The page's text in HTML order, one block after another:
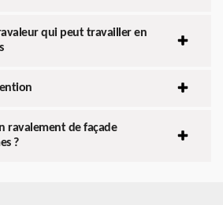
qui peut travailler en
ravalement de façade
?